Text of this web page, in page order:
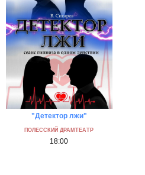
Напомнить...
"Детектор лжи"
ПОЛЕССКИЙ ДРАМТЕАТР
18:00